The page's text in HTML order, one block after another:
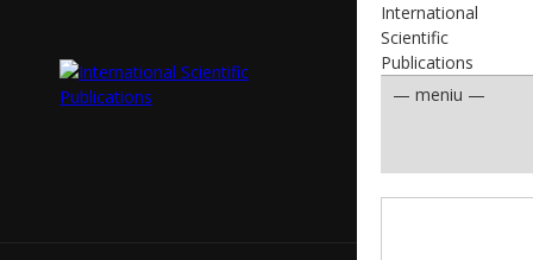
International
Scientific
Publications